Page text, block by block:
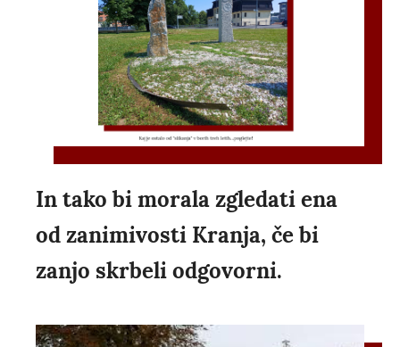
In tako bi morala zgledati ena
od zanimivosti Kranja, če bi
zanjo skrbeli odgovorni.